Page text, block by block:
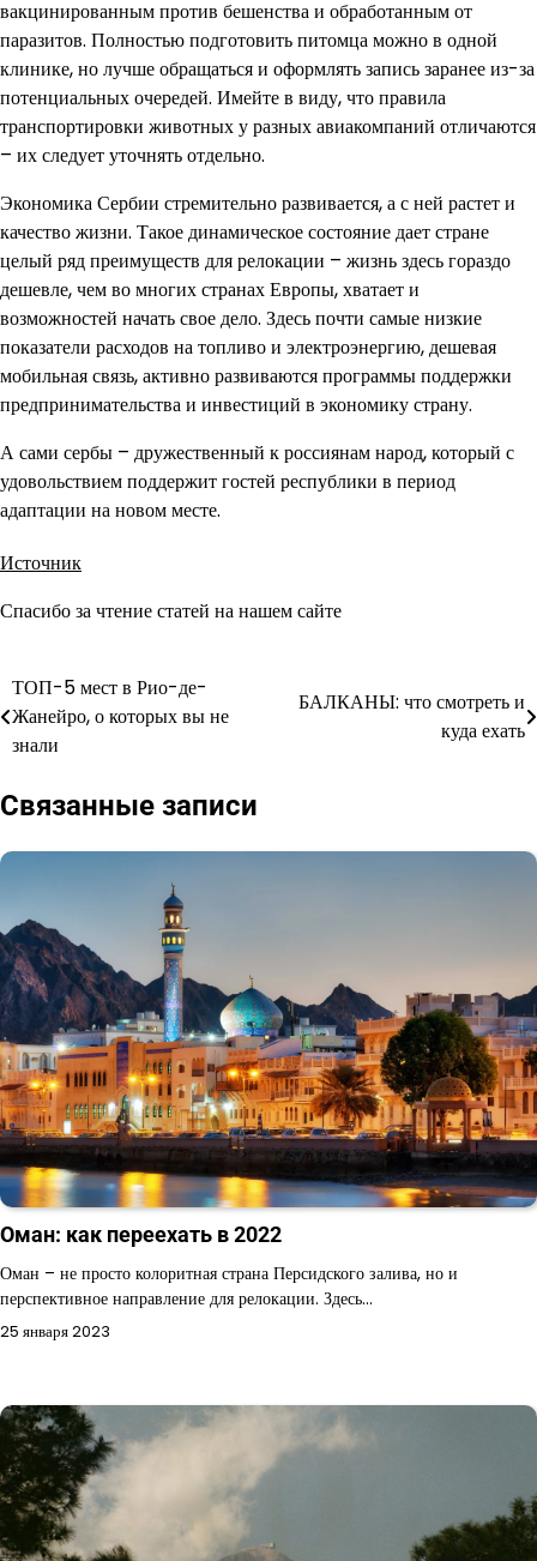
вакцинированным против бешенства и обработанным от
паразитов. Полностью подготовить питомца можно в одной
клинике, но лучше обращаться и оформлять запись заранее из-за
потенциальных очередей. Имейте в виду, что правила
транспортировки животных у разных авиакомпаний отличаются
– их следует уточнять отдельно.
Экономика Сербии стремительно развивается, а с ней растет и
качество жизни. Такое динамическое состояние дает стране
целый ряд преимуществ для релокации – жизнь здесь гораздо
дешевле, чем во многих странах Европы, хватает и
возможностей начать свое дело. Здесь почти самые низкие
показатели расходов на топливо и электроэнергию, дешевая
мобильная связь, активно развиваются программы поддержки
предпринимательства и инвестиций в экономику страну.
А сами сербы – дружественный к россиянам народ, который с
удовольствием поддержит гостей республики в период
адаптации на новом месте.
Источник
Спасибо за чтение статей на нашем сайте
Навигация
по
ТОП-5 мест в Рио-де-
Жанейро, о которых вы не
знали
БАЛКАНЫ: что смотреть и
куда ехать
Связанные записи
Оман: как переехать в 2022
Оман – не просто колоритная страна Персидского залива, но и
перспективное направление для релокации. Здесь…
25 января 2023